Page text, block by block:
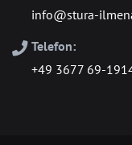
info@stura-
Telefon:
+49 3677 69-